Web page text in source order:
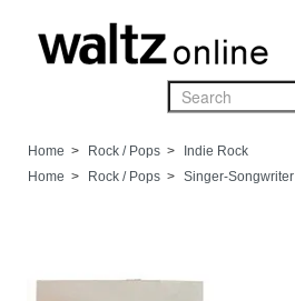
Home > Rock / Pops >
Indie Rock
Home > Rock / Pops > Singer-Songwriter